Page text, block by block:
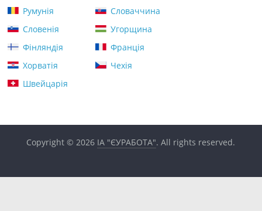
Румунія
Словаччина
Словенія
Угорщина
Фінляндія
Франція
Хорватія
Чехія
Швейцарія
Copyright © 2026 ІА "ЄУРАБОТА". All rights reserved.